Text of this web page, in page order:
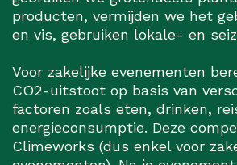
producten, vermijden we het
en vis, gebruiken lokale- en
Voor zakelijke evenementen
CO2-uitstoot op basis van
factoren zoals eten, drinken,
energieconsumptie. Deze
Climeworks (dus enkel voor